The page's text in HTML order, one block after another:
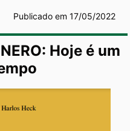
Publicado em 17/05/2022
Hoje é um